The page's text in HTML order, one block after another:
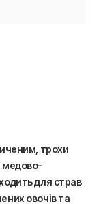
трохи
медово-
для страв
овочів та